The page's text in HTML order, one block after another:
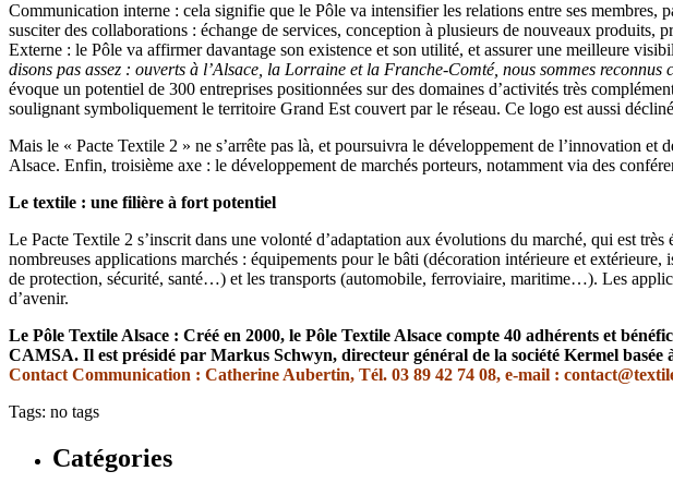
Communication interne : cela signifie que le Pôle va intensifier les relations entre ses
susciter des collaborations : échange de services, conception à plusieurs de nouveaux produits,
Externe : le Pôle va affirmer davantage son existence et son utilité, et assurer une meilleure
disons pas assez : ouverts à l’Alsace, la Lorraine et la Franche-Comté, nous sommes
évoque un potentiel de 300 entreprises positionnées sur des domaines d’activités très
soulignant symboliquement le territoire Grand Est couvert par le réseau. Ce logo est aussi
Mais le « Pacte Textile 2 » ne s’arrête pas là, et poursuivra le développement de l’innovation
Alsace. Enfin, troisième axe : le développement de marchés porteurs, notamment via des
Le textile : une filière à fort potentiel
Le Pacte Textile 2 s’inscrit dans une volonté d’adaptation aux évolutions du marché, qui est
nombreuses applications marchés : équipements pour le bâti (décoration intérieure et
de protection, sécurité, santé…) et les transports (automobile, ferroviaire, maritime…). Les
d’avenir.
Le Pôle Textile Alsace : Créé en 2000, le Pôle Textile Alsace compte 40 adhérents et
CAMSA. Il est présidé par Markus Schwyn, directeur général de la société Kermel basée
Contact Communication : Catherine Aubertin, Tél. 03 89 42 74 08, e-mail :
Tags: no tags
Catégories